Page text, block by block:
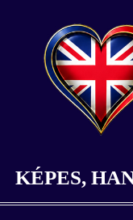
KÉPES,